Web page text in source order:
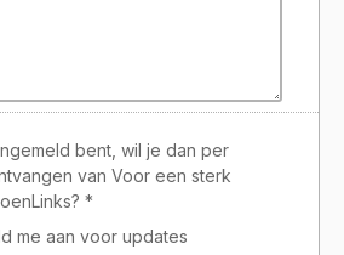
bent, wil je dan per
van Voor een sterk
*
me aan voor updates